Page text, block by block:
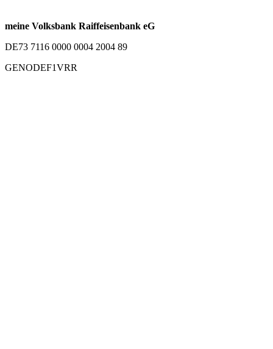
meine Volksbank Raiffeisenbank eG
DE73 7116 0000 0004 2004 89
GENODEF1VRR